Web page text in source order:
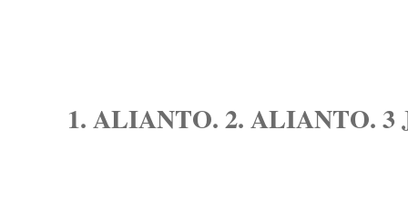
1. ALIANTO. 2. ALIANTO.